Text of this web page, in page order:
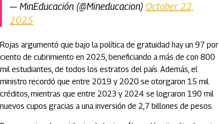
— MinEducación (@Mineducacion) October 22,
2025
Rojas argumentó que bajo la política de gratuidad hay un 97 por
ciento de cubrimiento en 2025, beneficiando a más de con 800
mil estudiantes, de todos los estratos del país. Además, el
ministro recordó que entre 2019 y 2020 se otorgaron 15 mil
créditos, mientras que entre 2023 y 2024 se lograron 190 mil
nuevos cupos gracias a una inversión de 2,7 billones de pesos.